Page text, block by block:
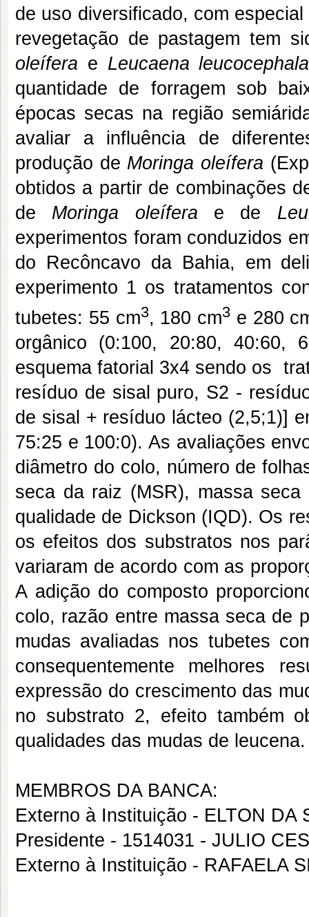
de uso diversificado, com
revegetação de pastagem tem
oleífera e Leucaena
quantidade de forragem sob
épocas secas na região
avaliar a influência de
produção de Moringa oleífera
obtidos a partir de combinações
de Moringa oleífera e de
experimentos foram conduzidos
do Recôncavo da Bahia, em
experimento 1 os tratamentos
tubetes: 55 cm3, 180 cm3 e 280
orgânico (0:100, 20:80, 40:60,
esquema fatorial 3x4 sendo os
resíduo de sisal puro, S2 -
de sisal + resíduo lácteo (2,5;1)]
75:25 e 100:0). As avaliações
diâmetro do colo, número de
seca da raiz (MSR), massa
qualidade de Dickson (IQD). Os
os efeitos dos substratos nos
variaram de acordo com as
A adição do composto
colo, razão entre massa seca de
mudas avaliadas nos tubetes
consequentemente melhores
expressão do crescimento das
no substrato 2, efeito também
qualidades das mudas de leucena.
MEMBROS DA BANCA:
Externo à Instituição - ELTON DA
Presidente - 1514031 - JULIO
Externo à Instituição - RAFAELA